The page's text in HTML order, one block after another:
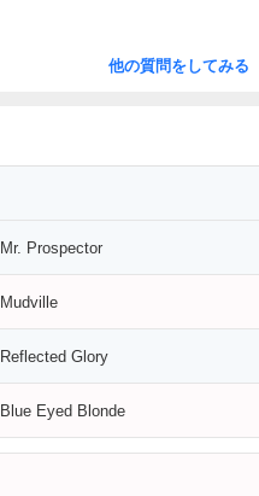
他の質問をしてみる
Mr. Prospector
Mudville
Reflected Glory
Blue Eyed Blonde